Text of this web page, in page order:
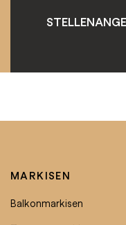
MARKISEN
Balkonmarkisen